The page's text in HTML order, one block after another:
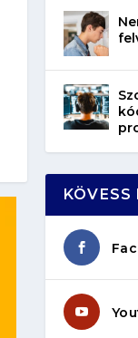
KÖVESS